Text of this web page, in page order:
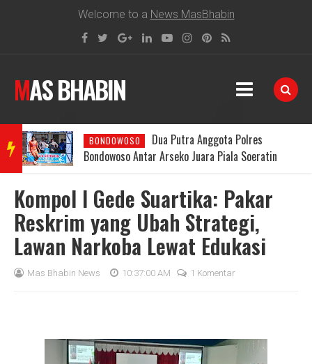
Welcome to a News MasBhabin
MAS BHABIN
BRE
AKIN
BONDOWOSO
Dua Putra Anggota Polres
Bondowoso Antar Arseko Juara Piala Soeratin
Kompol I Gede Suartika: Pakar
Reskrim yang Ubah Strategi,
Lawan Narkoba Lewat Edukasi
Mas Bhabin News 10:37:00 AM 1 Komentar